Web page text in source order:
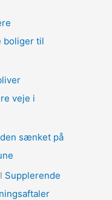
boliger til
veje i
sænket på
Supplerende